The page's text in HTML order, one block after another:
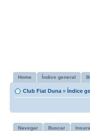
Home Índice general
Club Fiat Duna » Índice
Navegar Buscar